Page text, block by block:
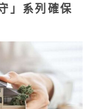
」系列確保